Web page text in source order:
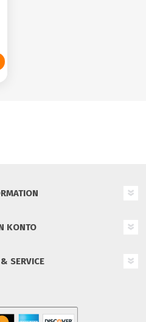
KONTO
SERVICE